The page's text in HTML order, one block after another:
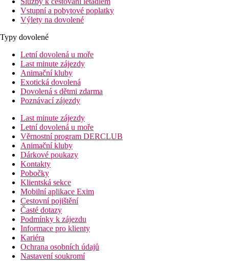
Vstupní a pobytové poplatky
Výlety na dovolené
Typy dovolené
Letní dovolená u moře
Last minute zájezdy
Animační kluby
Exotická dovolená
Dovolená s dětmi zdarma
Poznávací zájezdy
Last minute zájezdy
Letní dovolená u moře
Věrnostní program DERCLUB
Animační kluby
Dárkové poukazy
Kontakty
Pobočky
Klientská sekce
Mobilní aplikace Exim
Cestovní pojištění
Časté dotazy
Podmínky k zájezdu
Informace pro klienty
Kariéra
Ochrana osobních údajů
Nastavení soukromí